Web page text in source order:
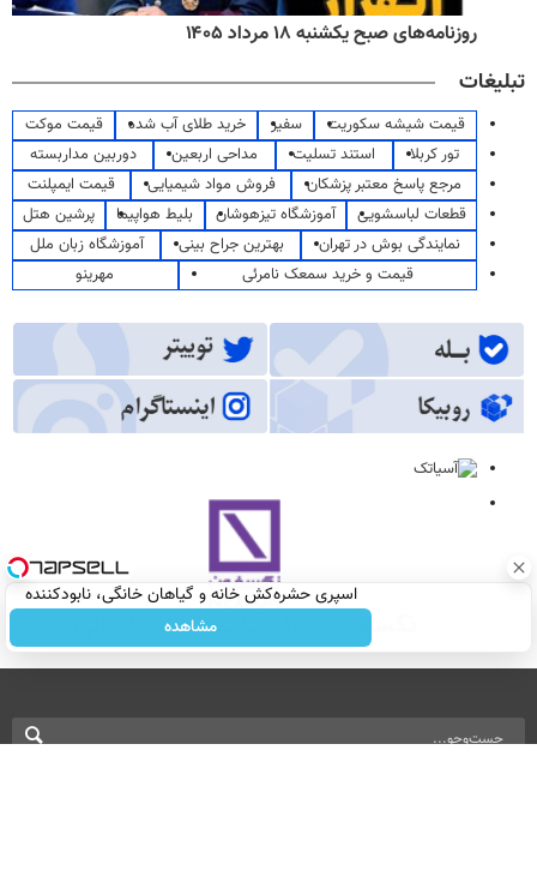
روزنامه‌های اقتصادی شنبه ۱۷ مرداد ۱۴۰۵
تبلیغات
قیمت شیشه سکوریت سفیر خرید طلای آب شده
قیمت موکت
تور کربلا
استند تسلیت مداحی اربعین
دوربین مداربسته
مرجع پاسخ معتبر پزشکان
فروش مواد شیمیایی
قیمت ایمپلنت
قطعات لباسشویی
آموزشگاه تیزهوشان بلیط هواپیما
پرشین هتل
نمایندگی بوش در تهران
بهترین جراح بینی
آموزشگاه زبان ملل
قیمت و خرید سمعک نامرئی
مهرینو
اسپری حشره‌کش خانه و گیاهان خانگی، نابودکننده
انواع حشرات خانگی و آفات
مشاهده